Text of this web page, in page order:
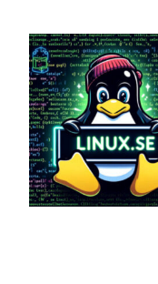
innehåll